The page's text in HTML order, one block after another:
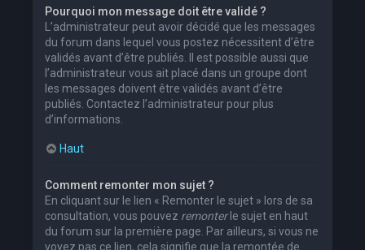
Pourquoi mon message doit être validé ?
L’administrateur peut avoir décidé que les messages
du forum dans lequel vous postez nécessitent d’être
validés avant d’être publiés. Il est possible aussi que
l’administrateur vous ait placé dans un groupe dont
les messages doivent être validés avant d’être
publiés. Contactez l’administrateur pour plus
d’informations.
Haut
Comment remonter mon sujet ?
En cliquant sur le lien « Remonter le sujet » lors de sa
consultation, vous pouvez remonterle sujet en haut
du forum sur la première page. Par ailleurs, si vous ne
voyez pas ce lien, cela signifie que la remontée de